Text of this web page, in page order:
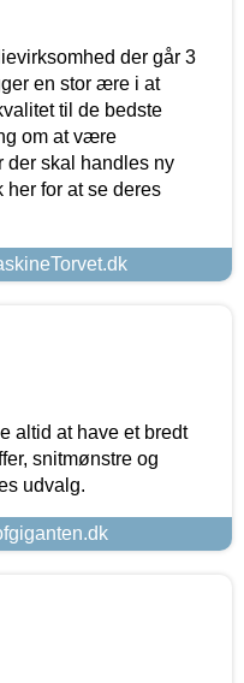
der går 3
en stor ære i at
til de bedste
om at være
der skal handles ny
for at se deres
altid at have et bredt
snitmønstre og
udvalg.